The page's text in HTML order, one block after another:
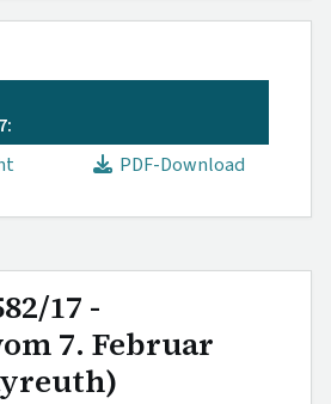
PDF-Download
17 -
7. Februar